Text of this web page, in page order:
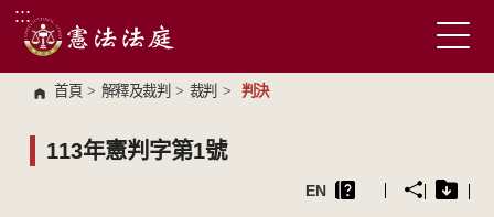
跳到主要內容區塊
:::
首頁 > 解釋及裁判 > 裁判 > 判決
113年憲判字第1號
EN